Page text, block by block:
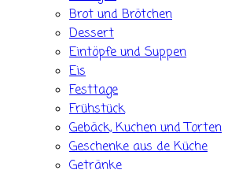
Brot und Brötchen
Dessert
Eintöpfe und Suppen
Eis
Festtage
Frühstück
Gebäck, Kuchen und Torten
Geschenke aus de Küche
Getränke